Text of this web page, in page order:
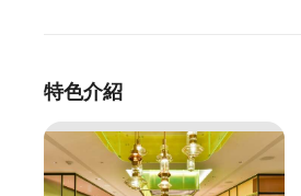
特色介紹